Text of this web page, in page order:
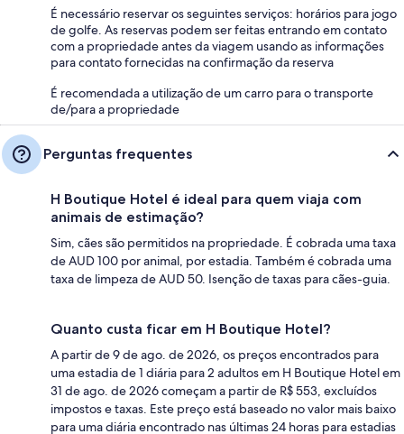
É necessário reservar os seguintes serviços: horários para jogo
de golfe. As reservas podem ser feitas entrando em contato
com a propriedade antes da viagem usando as informações
para contato fornecidas na confirmação da reserva
É recomendada a utilização de um carro para o transporte
de/para a propriedade
Perguntas frequentes
H Boutique Hotel é ideal para quem viaja com
animais de estimação?
Sim, cães são permitidos na propriedade. É cobrada uma taxa
de AUD 100 por animal, por estadia. Também é cobrada uma
taxa de limpeza de AUD 50. Isenção de taxas para cães-guia.
Quanto custa ficar em H Boutique Hotel?
A partir de 9 de ago. de 2026, os preços encontrados para
uma estadia de 1 diária para 2 adultos em H Boutique Hotel em
31 de ago. de 2026 começam a partir de R$ 553, excluídos
impostos e taxas. Este preço está baseado no valor mais baixo
para uma diária encontrado nas últimas 24 horas para estadias